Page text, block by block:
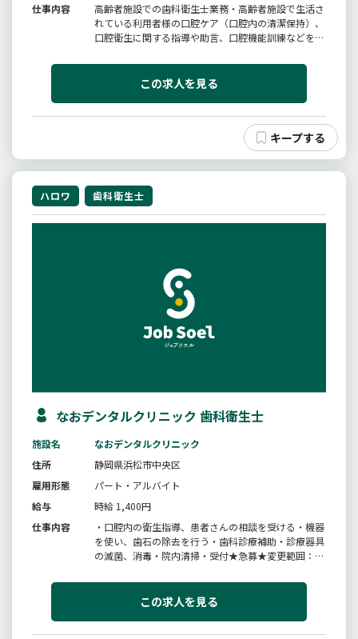
仕事内容
高齢者施設での歯科衛生士業務・高齢者施設で生活さ
れている利用者様の口腔ケア（口腔内の清潔保持）、
口腔衛生に関する指導や助言、口腔機能訓練などを行
す。・定期的に口腔内の状態評価を実施。＊高齢者施
設で初めて勤務する方もいるかと思いますが、入社時
この求人を見る
ハロワ 歯科衛生士
なおデンタルクリニック 歯科衛生士
施設名
なおデンタルクリニック
住所
静岡県浜松市中央区
雇用形態
パート・アルバイト
給与
時給 1,400円
仕事内容
・口腔内の衛生指導、患者さんの相談を受ける・機器
を使い、歯石の除去を行う・歯科診療補助・診療器具
の滅菌、消毒・院内清掃・受付★急募★変更範囲：変
この求人を見る